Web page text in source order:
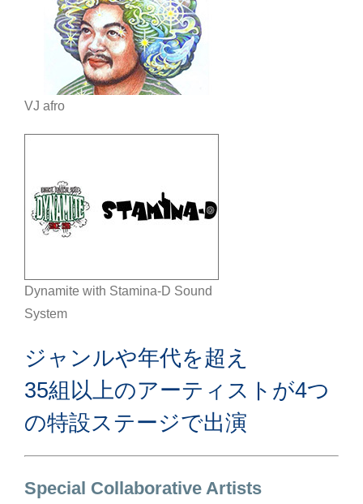
VJ afro
Dynamite with Stamina-D Sound
System
ジャンルや年代を超え
35組以上のアーティストが4つ
の特設ステージで出演
Special Collaborative Artists